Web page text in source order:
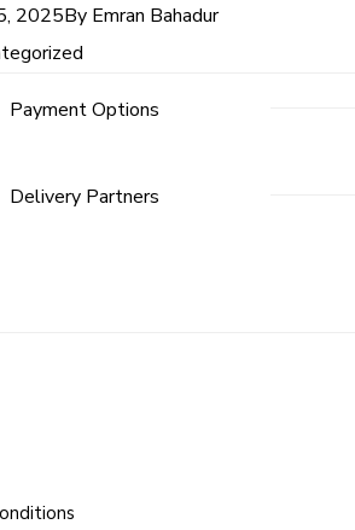
2025By Emran Bahadur
Payment Options
Delivery Partners